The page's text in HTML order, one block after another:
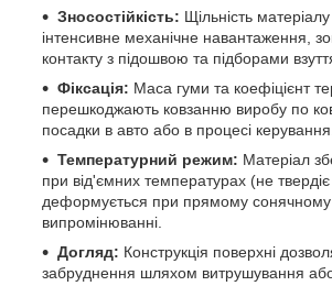
Зносостійкість: Щільність
інтенсивне механічне навантаження,
контакту з підошвою та підборами
Фіксація: Маса гуми та коефіцієнт
перешкоджають ковзанню виробу по
посадки в авто або в процесі керування.
Температурний режим: Матеріал
при від'ємних температурах (не
деформується при прямому сонячному
випромінюванні.
Догляд: Конструкція поверхні
забруднення шляхом витрушування